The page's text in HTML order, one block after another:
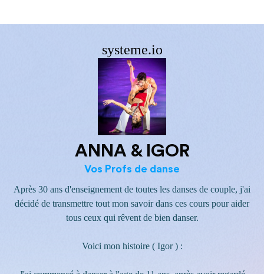
systeme.io
ANNA & IGOR
Vos Profs de danse
Après 30 ans d'enseignement de toutes les danses de couple, j'ai
décidé de transmettre tout mon savoir dans ces cours pour aider
tous ceux qui rêvent de bien danser.
Voici mon histoire ( Igor ) :